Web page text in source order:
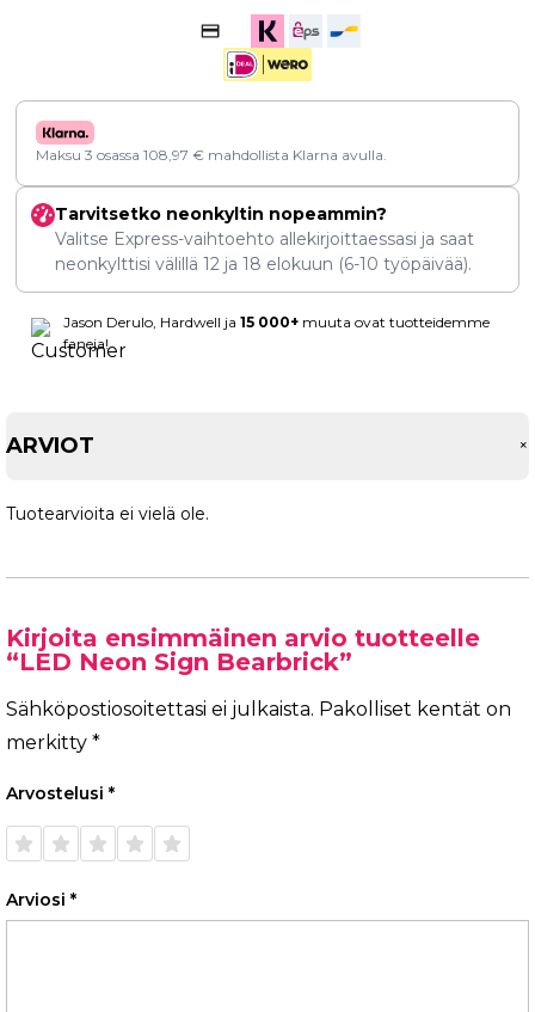
Maksu 3 osassa 108,97 € mahdollista Klarna avulla.
Tarvitsetko neonkyltin nopeammin?
Valitse Express-vaihtoehto allekirjoittaessasi ja saat
neonkylttisi välillä 12 ja 18 elokuun (6-10 työpäivää).
Jason Derulo, Hardwell ja 15 000+ muuta ovat tuotteidemme
faneja!
ARVIOT +
Tuotearvioita ei vielä ole.
Kirjoita ensimmäinen arvio tuotteelle
“LED Neon Sign Bearbrick”
Sähköpostiosoitettasi ei julkaista. Pakolliset kentät on
merkitty *
Arvostelusi *
1/5
tähteä
2/5
tähteä
3/5
tähteä
4/5
tähteä
5/5
tähteä
Arviosi *